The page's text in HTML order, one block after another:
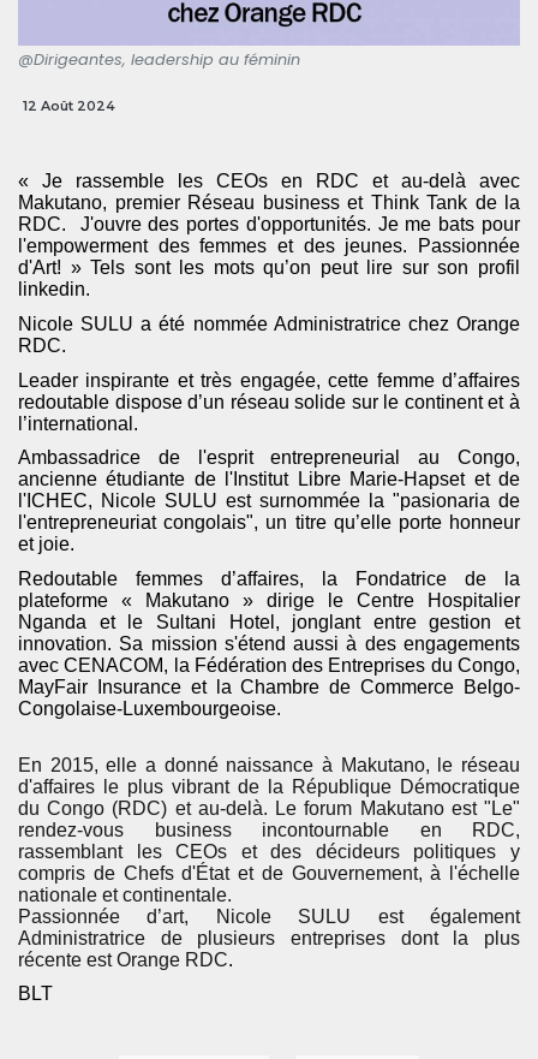
@Dirigeantes, leadership au féminin
12 Août 2024
« Je rassemble les CEOs en RDC et au-delà avec
Makutano, premier Réseau business et Think Tank de la
RDC. J'ouvre des portes d'opportunités. Je me bats pour
l'empowerment des femmes et des jeunes. Passionnée
d'Art! »Tels sont les mots qu’on peut lire sur son profil
linkedin.
Nicole SULU a été nommée Administratrice chez Orange
RDC.
Leader inspirante et très engagée, cette femme d’affaires
redoutable dispose d’un réseau solide sur le continent et à
l’international.
Ambassadrice de l'esprit entrepreneurial au Congo,
ancienne étudiante de l'Institut Libre Marie-Hapset et de
l'ICHEC, Nicole SULU est surnommée la "pasionaria de
l'entrepreneuriat congolais", un titre qu’elle porte honneur
et joie.
Redoutable femmes d’affaires, la Fondatrice de la
plateforme « Makutano » dirige le Centre Hospitalier
Nganda et le Sultani Hotel, jonglant entre gestion et
innovation. Sa mission s'étend aussi à des engagements
avec CENACOM, la Fédération des Entreprises du Congo,
MayFair Insurance et la Chambre de Commerce Belgo-
Congolaise-Luxembourgeoise.
En 2015, elle a donné naissance à Makutano, le réseau
d'affaires le plus vibrant de la République Démocratique
du Congo (RDC) et au-delà. Le forum Makutano est "Le"
rendez-vous business incontournable en RDC,
rassemblant les CEOs et des décideurs politiques y
compris de Chefs d'État et de Gouvernement, à l'échelle
nationale et continentale.
Passionnée d’art, Nicole SULU est également
Administratrice de plusieurs entreprises dont la plus
récente est Orange RDC.
BLT